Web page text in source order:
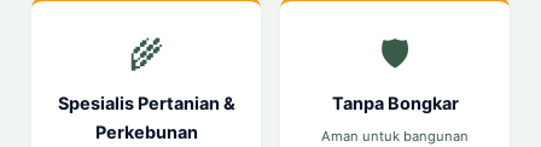
🌾
Spesialis Pertanian &
Perkebunan
🛡️
Tanpa Bongkar
Aman untuk bangunan